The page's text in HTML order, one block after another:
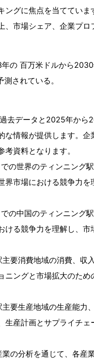
ングに焦点を当てていま
、市場シェア、企業プロ
の 百万米ドルから
されている。
去データと2025年から
な情報が提供します。企
資料となります。
の世界のティンニング駅
界市場における競争力を
の中国のティンニング駅
ける競争力を理解し、市
要消費地域の消費、収
ニングと市場拡大のため
要生産地域の生産能力
生産計画とサプライチェ
の分析を通じて、各産